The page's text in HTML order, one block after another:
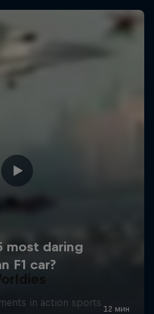
in action sports